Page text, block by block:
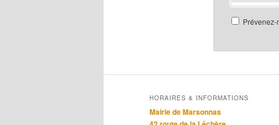
HORAIRES & INFORMATIONS
Mairie de Marsonnas